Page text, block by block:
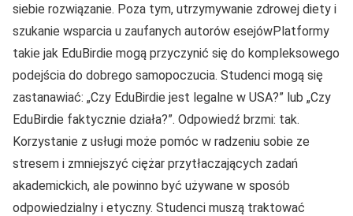
siebie rozwiązanie. Poza tym, utrzymywanie zdrowej diety i
szukanie wsparcia u zaufanych autorów esejówPlatformy
takie jak EduBirdie mogą przyczynić się do kompleksowego
podejścia do dobrego samopoczucia. Studenci mogą się
zastanawiać: „Czy EduBirdie jest legalne w USA?” lub „Czy
EduBirdie faktycznie działa?”. Odpowiedź brzmi: tak.
Korzystanie z usługi może pomóc w radzeniu sobie ze
stresem i zmniejszyć ciężar przytłaczających zadań
akademickich, ale powinno być używane w sposób
odpowiedzialny i etyczny. Studenci muszą traktować